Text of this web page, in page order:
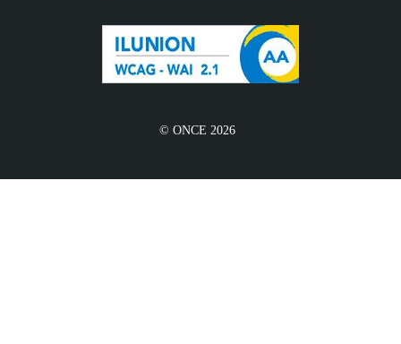
© ONCE 2026